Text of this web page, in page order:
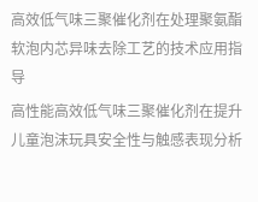
高效低气味三聚催化剂在处理聚氨酯
软泡内芯异味去除工艺的技术应用指
导
高性能高效低气味三聚催化剂在提升
儿童泡沫玩具安全性与触感表现分析